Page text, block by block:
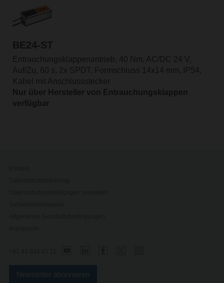
BE24-ST
Entrauchungsklappenantrieb, 40 Nm, AC/DC 24 V,
Auf/Zu, 60 s, 2x SPDT, Formschluss 14x14 mm, IP54,
Kabel mit Anschlussstecker
Nur über Hersteller von Entrauchungsklappen
verfügbar